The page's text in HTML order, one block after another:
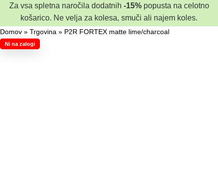
Za vsa spletna naročila dodatnih -15%popusta na celotno
košarico. Ne velja za kolesa, smuči ali najem koles.
Domov » Trgovina » P2R FORTEX matte lime/charcoal
Ni na zalogi